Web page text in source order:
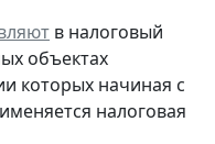
в налоговый
объектах
которых начиная с
налоговая